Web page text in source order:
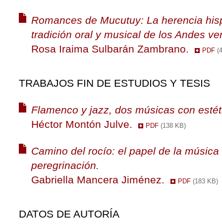
Romances de Mucutuy: La herencia
tradición oral y musical de los Andes
Rosa Iraima Sulbarán Zambrano.
PDF
TRABAJOS FIN DE ESTUDIOS Y TESIS
Flamenco y jazz, dos músicas con
Héctor Montón Julve.
PDF(138 KB)
Camino del rocío: el papel de la música
peregrinación.
Gabriella Mancera Jiménez.
PDF(183 KB)
DATOS DE AUTORÍA